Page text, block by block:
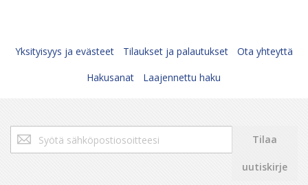
Yksityisyys ja evästeet Tilaukset ja palautukset
Ota yhteyttä
Hakusanat
Laajennettu haku
Tilaa
uutiskirjeemme:
Tilaa
uutiskirje